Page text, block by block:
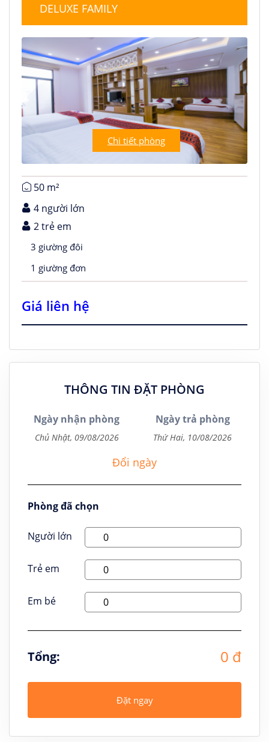
DELUXE FAMILY
Chi tiết phòng
50 m²
4 người lớn
2 trẻ em
3 giường đôi
1 giường đơn
Giá liên hệ
THÔNG TIN ĐẶT PHÒNG
Ngày nhận phòng Ngày trả phòng
Đổi ngày
Phòng đã chọn
Người lớn
Trẻ em
Em bé
Tổng: 0 đ
Đặt ngay